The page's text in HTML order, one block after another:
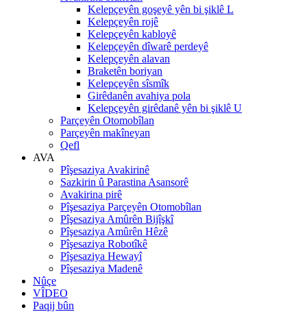
Kelepçeyên goşeyê yên bi şiklê L
Kelepçeyên rojê
Kelepçeyên kabloyê
Kelepçeyên dîwarê perdeyê
Kelepçeyên alavan
Braketên boriyan
Kelepçeyên sîsmîk
Girêdanên avahiya pola
Kelepçeyên girêdanê yên bi şiklê U
Parçeyên Otomobîlan
Parçeyên makîneyan
Qefl
AVA
Pîşesaziya Avakirinê
Sazkirin û Parastina Asansorê
Avakirina pirê
Pîşesaziya Parçeyên Otomobîlan
Pîşesaziya Amûrên Bijîşkî
Pîşesaziya Amûrên Hêzê
Pîşesaziya Robotîkê
Pîşesaziya Hewayî
Pîşesaziya Madenê
Nûçe
VÎDEO
Paqij bûn